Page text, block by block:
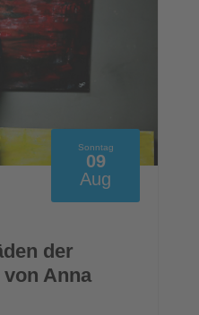
Sonntag
09
Aug
der
Anna